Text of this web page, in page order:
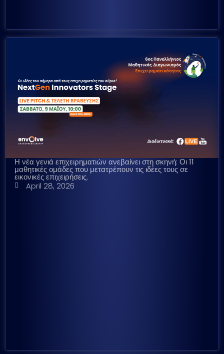
Η νέα γενιά επιχειρηματιών ανεβαίνει στη σκηνή: Οι 11
μαθητικές ομάδες που μετατρέπουν τις ιδέες τους σε
εικονικές επιχειρήσεις.
April 28, 2026